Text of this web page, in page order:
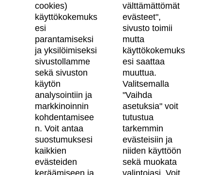
Skanska Kodit
Artikkelit
Digitaalinen asuntokauppa
Asiakkaiden kokemuksia meistä
Vastuullisuus
Tietosuojaseloste
Käyttöehdot
Evästeasetukset
cookies)
käyttökokemuks
esi
parantamiseksi
ja yksilöimiseksi
sivustollamme
sekä sivuston
käytön
analysointiin ja
markkinoinnin
kohdentamisee
n. Voit antaa
suostumuksesi
kaikkien
evästeiden
keräämiseen ja
välttämättömät
evästeet",
sivusto toimii
mutta
käyttökokemuks
esi saattaa
muuttua.
Valitsemalla
"Vaihda
asetuksia" voit
tutustua
tarkemmin
evästeisiin ja
niiden käyttöön
sekä muokata
valintojasi. Voit